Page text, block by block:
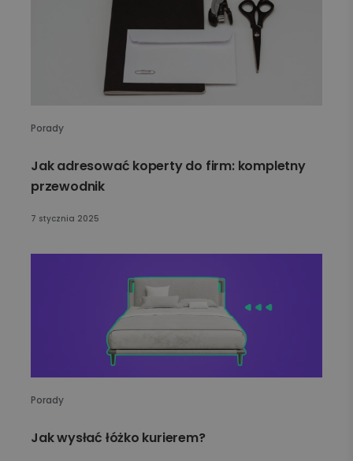
Porady
Jak adresować koperty do firm: kompletny
przewodnik
7 stycznia 2025
Porady
Jak wysłać łóżko kurierem?